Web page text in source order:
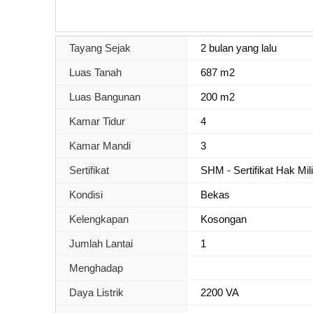
Tayang Sejak 2 bulan yang lalu
Luas Tanah 687 m2
Luas Bangunan 200 m2
Kamar Tidur 4
Kamar Mandi 3
Sertifikat SHM - Sertifikat Hak
Kondisi Bekas
Kelengkapan Kosongan
Jumlah Lantai 1
Menghadap
Daya Listrik 2200 VA